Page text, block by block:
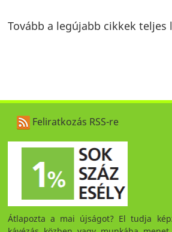
Tovább a legújabb cikkek teljes
Feliratkozás RSS-re
Átlapozta a mai újságot? El tudja